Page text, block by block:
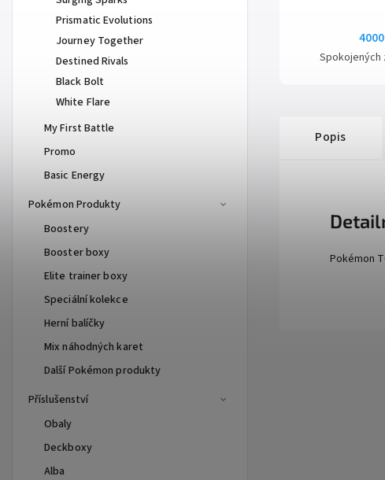
Prismatic Evolutions
Journey Together
Destined Rivals
Black Bolt
White Flare
My First Battle
Promo
Basic Energy
Pokémon Produkty
Boostery
Booster boxy
Elite trainer boxy
Speciální kolekce
Herní balíčky
Mix náhodných karet
Další Pokémon produkty
Příslušenství
Obaly
Deckboxy
Alba
Spokojených
Popis
Pokémon